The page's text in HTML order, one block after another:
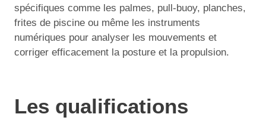
spécifiques comme les palmes, pull-buoy, planches,
frites de piscine ou même les instruments
numériques pour analyser les mouvements et
corriger efficacement la posture et la propulsion.
Les qualifications